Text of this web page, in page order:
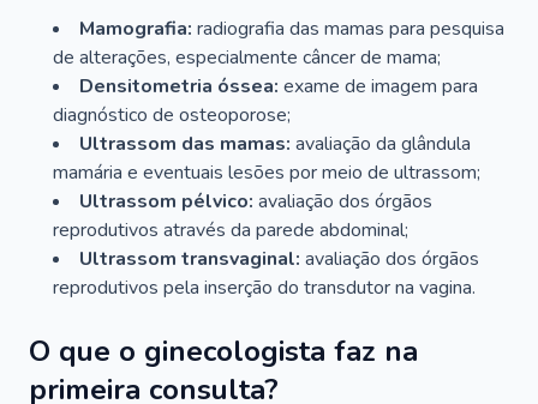
Mamografia: radiografia das mamas para pesquisa
de alterações, especialmente câncer de mama;
Densitometria óssea: exame de imagem para
diagnóstico de osteoporose;
Ultrassom das mamas: avaliação da glândula
mamária e eventuais lesões por meio de ultrassom;
Ultrassom pélvico: avaliação dos órgãos
reprodutivos através da parede abdominal;
Ultrassom transvaginal: avaliação dos órgãos
reprodutivos pela inserção do transdutor na vagina.
O que o ginecologista faz na
primeira consulta?